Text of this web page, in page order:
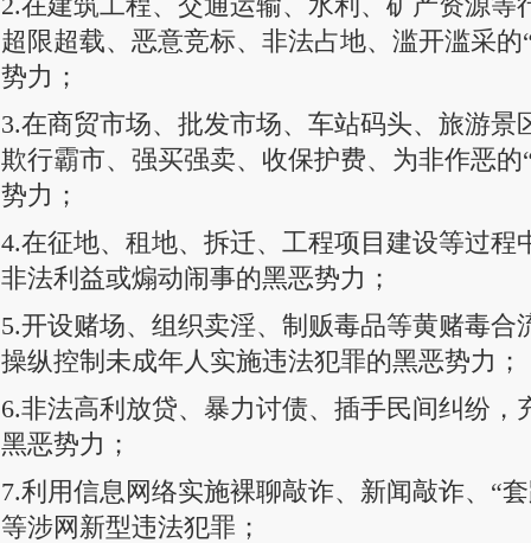
超限超载、恶意竞标、非法占地、滥开滥采的
势力；
3.在商贸市场、批发市场、车站码头、旅游景
欺行霸市、强买强卖、收保护费、为非作恶的
势力；
4.在征地、租地、拆迁、工程项目建设等过程
非法利益或煽动闹事的黑恶势力；
5.开设赌场、组织卖淫、制贩毒品等黄赌毒合
操纵控制未成年人实施违法犯罪的黑恶势力；
6.非法高利放贷、暴力讨债、插手民间纠纷，
黑恶势力；
7.利用信息网络实施裸聊敲诈、新闻敲诈、“
等涉网新型违法犯罪；